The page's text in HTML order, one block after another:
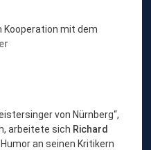
Kooperation mit dem
von Nürnberg“,
arbeitete sich Richard
an seinen Kritikern